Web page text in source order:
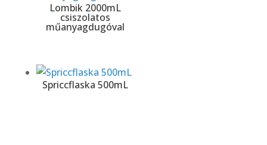
Lombik 2000mL
csiszolatos
műanyagdugóval
Spriccflaska 500mL